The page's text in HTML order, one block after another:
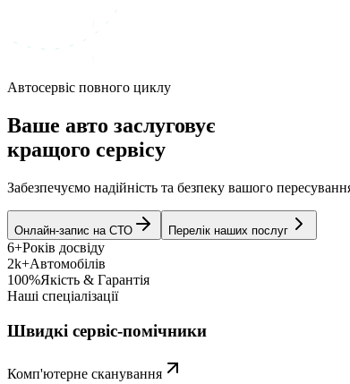
Автосервіс повного циклу
Ваше авто заслуговує
кращого сервісу
Забезпечуємо надійність та безпеку вашого
Онлайн-запис на СТО Перелік наших послуг
6+Років досвіду
2k+Автомобілів
100%Якість & Гарантія
Наші спеціалізації
Швидкі сервіс-помічники
Комп'ютерне сканування